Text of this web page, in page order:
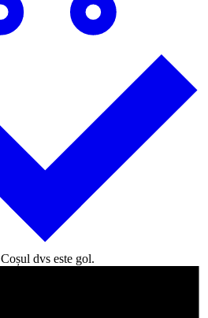
Coșul dvs este gol.